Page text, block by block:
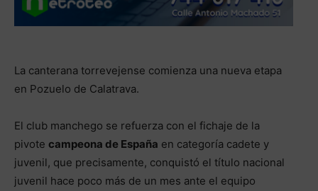
La canterana torrevejense comienza una nueva etapa
en Pozuelo de Calatrava.
El club manchego se refuerza con el fichaje de la
pivote campeona de España en categoría cadete y
juvenil, que precisamente, conquistó el título nacional
juvenil hace poco más de un mes ante el equipo